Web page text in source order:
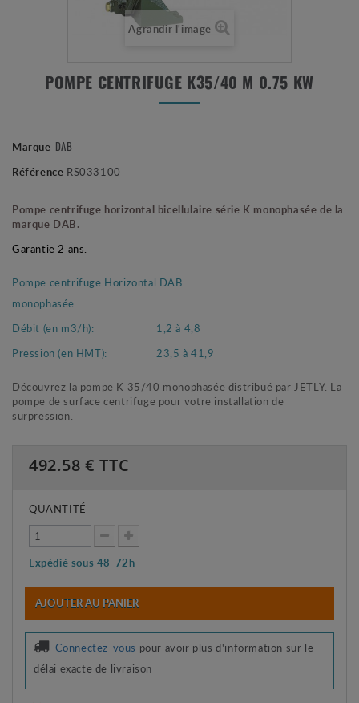
Agrandir l'image
POMPE CENTRIFUGE K35/40 M 0.75 KW
Marque DAB
Référence RS033100
Pompe centrifuge horizontal bicellulaire série K monophasée de la
marque DAB.
Garantie 2 ans.
Pompe centrifuge Horizontal DAB
monophasée.
Débit (en m3/h):
1,2 à 4,8
Pression (en HMT):
23,5 à 41,9
Découvrez la pompe K 35/40 monophasée distribué par JETLY. La
pompe de surface centrifuge pour votre installation de
surpression.
492.58 € TTC
QUANTITÉ
Expédié sous 48-72h
AJOUTER AU PANIER
Connectez-vous pour avoir plus d'information sur le
délai exacte de livraison